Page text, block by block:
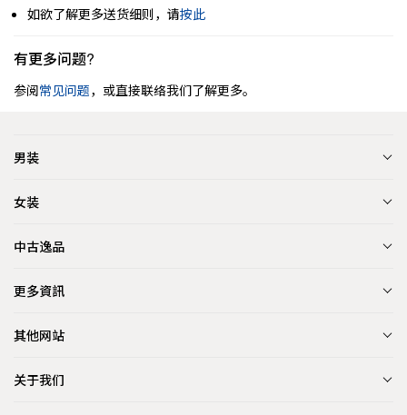
如欲了解更多送货细则，请按此
有更多问题?
参阅常见问题，或直接联络我们了解更多。
男装
女装
中古逸品
更多資訊
其他网站
关于我们